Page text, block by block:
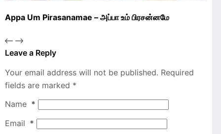
Appa Um Pirasanamae – அப்பா உம் பிரசன்னமே
Leave a Reply
Your email address will not be published. Required
fields are marked *
Name *
Email *